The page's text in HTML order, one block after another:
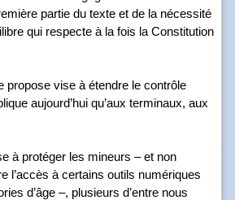
partie du texte et de la nécessité
qui respecte à la fois la Constitution
propose vise à étendre le contrôle
aujourd’hui qu’aux terminaux, aux
à protéger les mineurs – et non
l’accès à certains outils numériques
d’âge –, plusieurs d’entre nous